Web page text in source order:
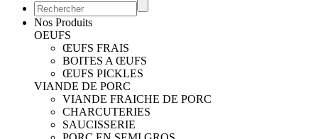
Nos Produits
OEUFS
ŒUFS FRAIS
BOITES A ŒUFS
ŒUFS PICKLES
VIANDE DE PORC
VIANDE FRAICHE DE PORC
CHARCUTERIES
SAUCISSERIE